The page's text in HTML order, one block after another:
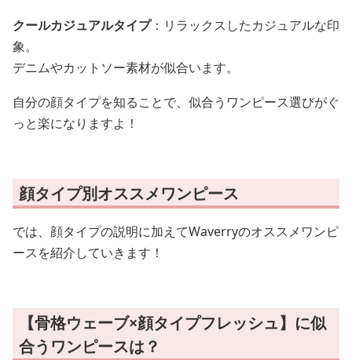
クールカジュアルタイプ：リラックスしたカジュアルな印
象。
デニムやカットソー素材が似合います。
自分の顔タイプを知ることで、似合うワンピース選びがぐ
っと楽になりますよ！
顔タイプ別オススメワンピース
では、顔タイプの説明に加えてWaverryのオススメワンピ
ースを紹介していきます！
【骨格ウェーブ×顔タイプフレッシュ】に似
合うワンピースは？